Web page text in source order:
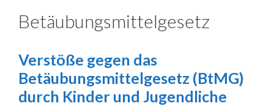
Betäubungsmittelgesetz
Verstöße gegen das
Betäubungsmittelgesetz (BtMG)
durch Kinder und Jugendliche